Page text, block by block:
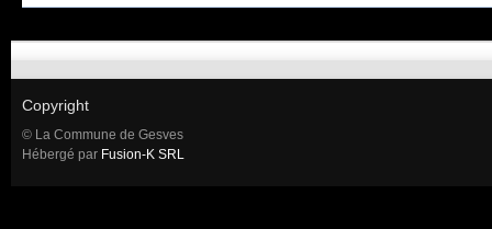
Copyright
© La Commune de Gesves
Hébergé par Fusion-K SRL